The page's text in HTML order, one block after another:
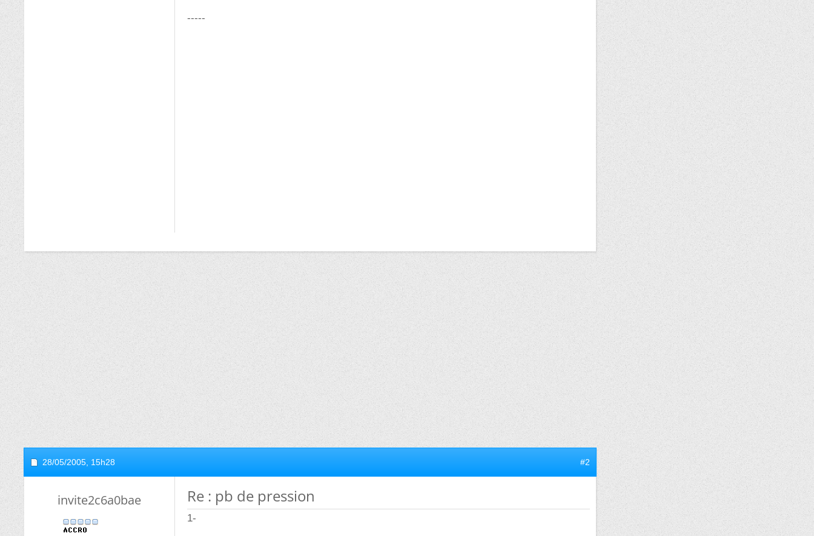
-----
28/05/2005, 15h28 #2
invite2c6a0bae Re : pb de pression
1-